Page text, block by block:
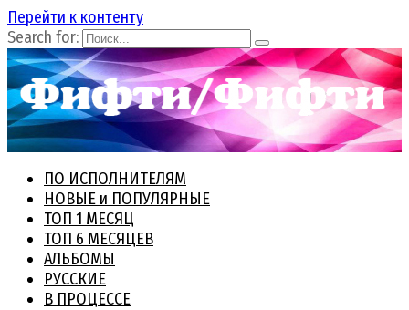
Перейти к контенту
Search for:
ПО ИСПОЛНИТЕЛЯМ
НОВЫЕ и ПОПУЛЯРНЫЕ
ТОП 1 МЕСЯЦ
ТОП 6 МЕСЯЦЕВ
АЛЬБОМЫ
РУССКИЕ
В ПРОЦЕССЕ